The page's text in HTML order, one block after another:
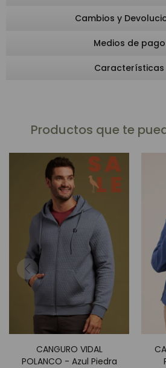
Cambios y
Medios de pago
Características
Productos que te
CANGURO VIDAL
POLANCO - Azul Piedra